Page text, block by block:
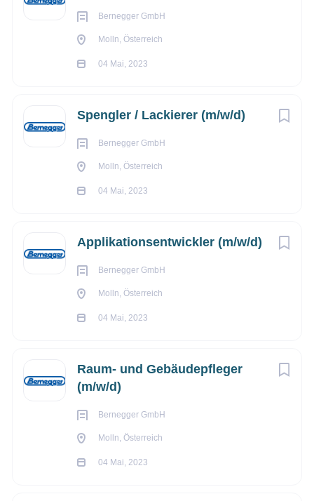
Bernegger GmbH
Molln, Österreich
04 Mai, 2023
Spengler / Lackierer (m/w/d)
Bernegger GmbH
Molln, Österreich
04 Mai, 2023
Applikationsentwickler (m/w/d)
Bernegger GmbH
Molln, Österreich
04 Mai, 2023
Raum- und Gebäudepfleger
(m/w/d)
Bernegger GmbH
Molln, Österreich
04 Mai, 2023
Fitnessangebote
Aus- und Weiterbildung
Mitarbeiter-Events